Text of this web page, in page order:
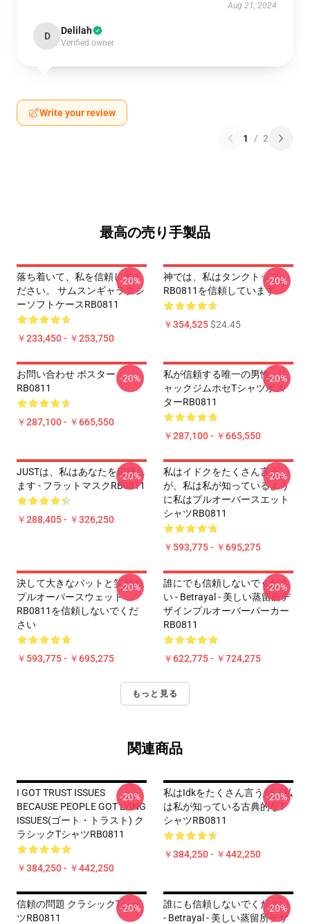
Aug 21, 2024
D Delilah
Verified owner
Write your review
1 / 2
最高の売り手製品
落ち着いて、私を信頼してく
ださい。 サムスンギャラクシ
ーソフトケースRB0811
￥233,450 - ￥253,750
-20%
神では、私はタンクトップ
RB0811を信頼しています
￥354,525$24.45
-20%
お問い合わせ ポスター
RB0811
￥287,100 - ￥665,550
-20%
私が信頼する唯一の男性 - ジ
ャックジムホセTシャツポス
ターRB0811
￥287,100 - ￥665,550
-20%
JUSTは、私はあなたを追跡し
ます - フラットマスクRB0811
￥288,405 - ￥326,250
-20%
私はイドクをたくさん言う
が、私は私が知っているよう
に私はプルオーバースエット
シャツRB0811
￥593,775 - ￥695,275
-20%
決して大きなバットと笑顔の
プルオーバースウェット
RB0811を信頼しないでくだ
さい
￥593,775 - ￥695,275
-20%
誰にでも信頼しないでくださ
い - Betrayal - 美しい蒸留所デ
ザインプルオーバーパーカー
RB0811
￥622,775 - ￥724,275
-20%
もっと見る
関連商品
I GOT TRUST ISSUES
BECAUSE PEOPLE GOT LYING
ISSUES(ゴート・トラスト) ク
ラシックTシャツRB0811
￥384,250 - ￥442,250
-20%
私はIdkをたくさん言うが、私
は私が知っている古典的なT
シャツRB0811
￥384,250 - ￥442,250
-20%
信頼の問題 クラシックTシャ
ツRB0811
-20%
誰にも信頼しないでください
- Betrayal - 美しい蒸留所デザ
-20%